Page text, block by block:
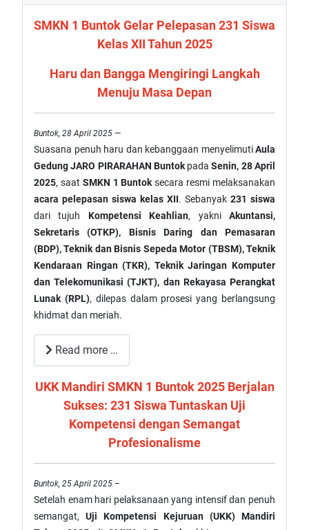
SMKN 1 Buntok Gelar Pelepasan 231 Siswa
Kelas XII Tahun 2025
Haru dan Bangga Mengiringi Langkah
Menuju Masa Depan
Buntok, 28 April 2025 —
Suasana penuh haru dan kebanggaan menyelimutiAula
Gedung JARO PIRARAHAN BuntokpadaSenin, 28 April
2025, saat SMKN 1 Buntoksecara resmi melaksanakan
acara pelepasan siswa kelas XII. Sebanyak 231 siswa
dari tujuh Kompetensi Keahlian, yakniAkuntansi,
Sekretaris (OTKP), Bisnis Daring dan Pemasaran
(BDP), Teknik dan Bisnis Sepeda Motor (TBSM), Teknik
Kendaraan Ringan (TKR), Teknik Jaringan Komputer
dan Telekomunikasi (TJKT), dan Rekayasa Perangkat
Lunak (RPL), dilepas dalam prosesi yang berlangsung
khidmat dan meriah.
Read more …
UKK Mandiri SMKN 1 Buntok 2025 Berjalan
Sukses: 231 Siswa Tuntaskan Uji
Kompetensi dengan Semangat
Profesionalisme
Buntok, 25 April 2025 –
Setelah enam hari pelaksanaan yang intensif dan penuh
semangat,Uji Kompetensi Kejuruan (UKK) Mandiri